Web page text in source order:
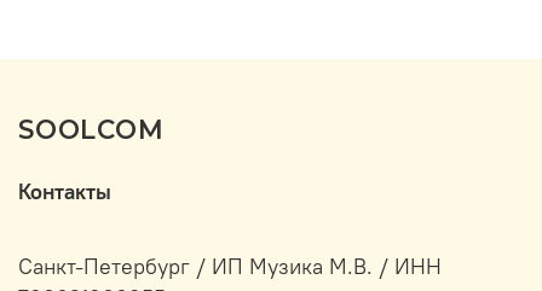
SOOLCOM
Контакты
Санкт-Петербург / ИП Музика М.В. / ИНН